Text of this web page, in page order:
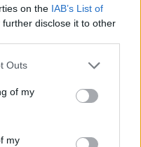
on the IAB’s List of
further disclose it to other
Outs
of my
my